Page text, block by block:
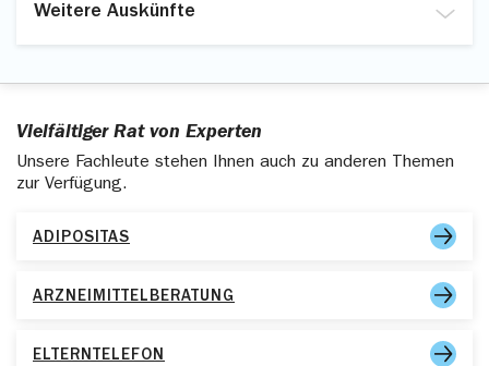
Vor- und Nachberatung von Arztbesuchen
oder Kliniken im Ausland
Allgemeine Informationen zu Medikamenten,
Weitere Auskünfte
Vielfältiger Rat von Experten
Unsere Fachleute stehen Ihnen auch zu anderen Themen
zur Verfügung.
ADIPOSITAS
ARZNEIMITTELBERATUNG
ELTERNTELEFON